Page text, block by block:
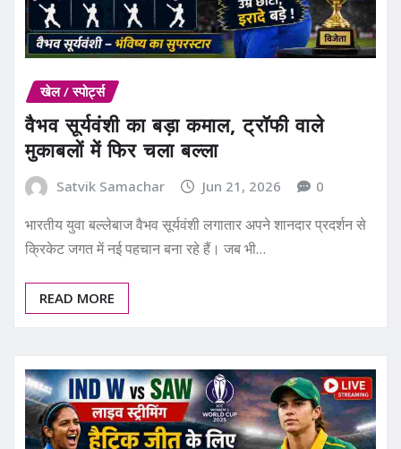
खेल / स्पोर्ट्स
वैभव सूर्यवंशी का बड़ा कमाल, ट्रॉफी वाले
मुकाबलों में फिर चला बल्ला
Satvik Samachar Jun 21, 2026 0
भारतीय युवा बल्लेबाज वैभव सूर्यवंशी लगातार अपने शानदार प्रदर्शन से
क्रिकेट जगत में नई पहचान बना रहे हैं। जब भी…
READ MORE